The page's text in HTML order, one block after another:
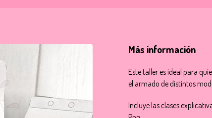
Más información
Este taller es ideal para
el armado de distintos
Incluye las clases